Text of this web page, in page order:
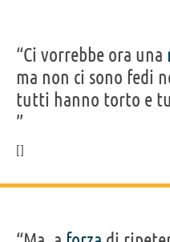
“Ci vorrebbe ora una
ma non ci sono fedi
tutti hanno torto e
”